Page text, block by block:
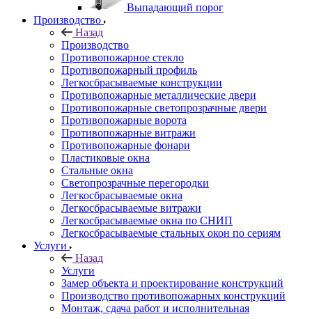
Выпадающий порог
Производство
Назад
Производство
Противопожарное стекло
Противопожарный профиль
Легкосбрасываемые конструкции
Противопожарные металлические двери
Противопожарные светопрозрачные двери
Противопожарные ворота
Противопожарные витражи
Противопожарные фонари
Пластиковые окна
Стальные окна
Светопрозрачные перегородки
Легкосбрасываемые окна
Легкосбрасываемые витражи
Легкосбрасываемые окна по СНИП
Легкосбрасываемые стальных окон по сериям
Услуги
Назад
Услуги
Замер объекта и проектирование конструкций
Производство противопожарных конструкций
Монтаж, сдача работ и исполнительная